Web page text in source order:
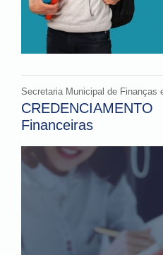
Secretaria Municipal de Finanças
Financeiras